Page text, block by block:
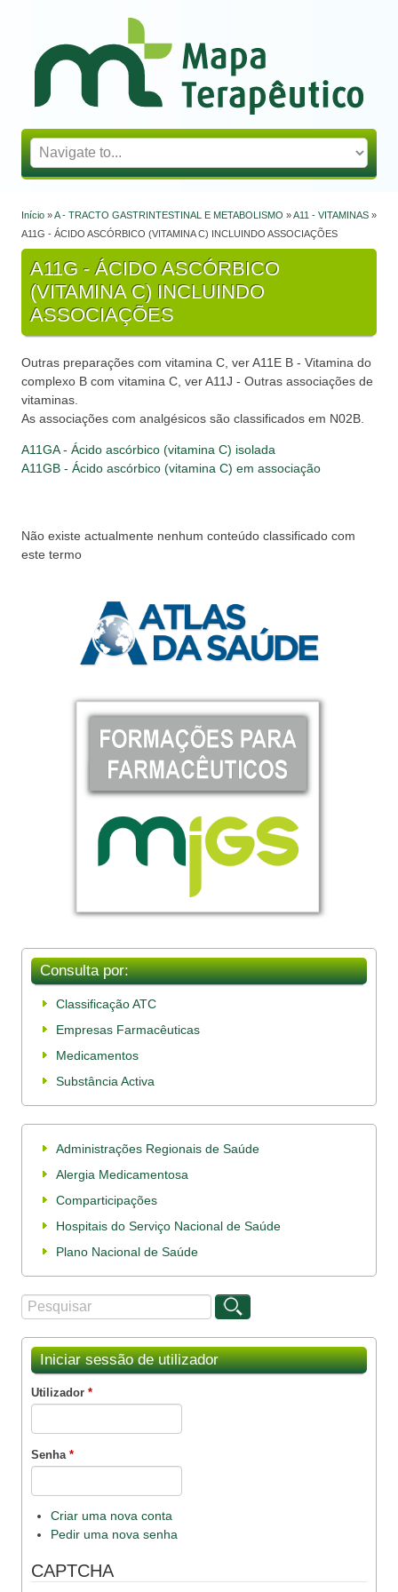
Mapa Terapêutico
Está aqui
Início »A - TRACTO GASTRINTESTINAL E METABOLISMO »A11 - VITAMINAS »
A11G - ÁCIDO ASCÓRBICO (VITAMINA C) INCLUINDO ASSOCIAÇÕES
A11G - ÁCIDO ASCÓRBICO
(VITAMINA C) INCLUINDO
ASSOCIAÇÕES
Outras preparações com vitamina C, ver A11E B - Vitamina do
complexo B com vitamina C, ver A11J - Outras associações de
vitaminas.
As associações com analgésicos são classificados em N02B.
A11GA - Ácido ascórbico (vitamina C) isolada
A11GB - Ácido ascórbico (vitamina C) em associação
Não existe actualmente nenhum conteúdo classificado com
este termo
Consulta por:
Classificação ATC
Empresas Farmacêuticas
Medicamentos
Substância Activa
Administrações Regionais de Saúde
Alergia Medicamentosa
Comparticipações
Hospitais do Serviço Nacional de Saúde
Plano Nacional de Saúde
Formulário de procura
Procurar
Iniciar sessão de utilizador
Utilizador *
Senha *
Criar uma nova conta
Pedir uma nova senha
CAPTCHA